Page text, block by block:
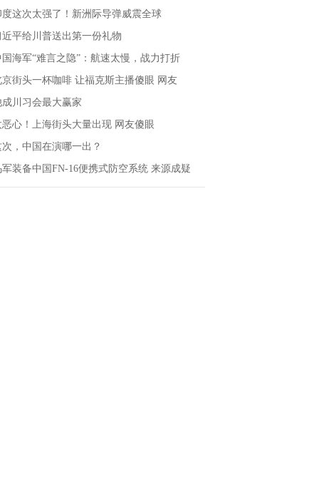
度这次太强了！新洲际导弹威震全球
近平给川普送出第一份礼物
国海军“难言之隐”：航速太慢，战力打折
京街头一杯咖啡 让福克斯主播傻眼 网友
成川习会最大赢家
恶心！上海街头大量出现 网友傻眼
次，中国在演哪一出？
军装备中国FN-16便携式防空系统 来源成疑